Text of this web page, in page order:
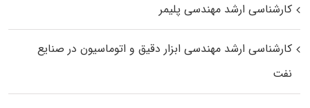
کارشناسی ارشد مهندسی پلیمر
کارشناسی ارشد مهندسی ابزار دقیق و اتوماسیون در صنایع
نفت